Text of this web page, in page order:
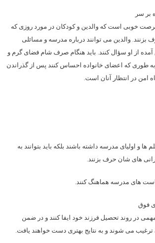
بر سر
خوبی است كه والدین و كودكان در مورد روزی كه
بزنند. والدین می توانند درباره مدرسه و مسائلی
از او سؤال كنند. باید هنگام صرف شام فضای گرم و
طوری كه اعضای خانواده احساس كنند پس از گذراندن
امن در انتظار آنان است.
ها و اولیای مدرسه داشته باشند بلكه باید بتوانند به
های شان حرف بزنند.
های مدرسه هماهنگ كنند.
فوق
در روند تحصیل فرزند خود ایفا كنند و در ضمن
می شوند و به نتایج بهتری دست خواهند یافت.